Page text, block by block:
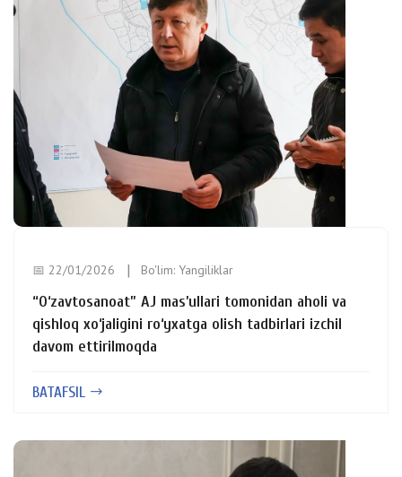
📅 22/01/2026 Bo'lim: Yangiliklar
“O‘zavtosanoat” AJ mas’ullari tomonidan aholi va
qishloq xo‘jaligini ro‘yxatga olish tadbirlari izchil
davom ettirilmoqda
BATAFSIL